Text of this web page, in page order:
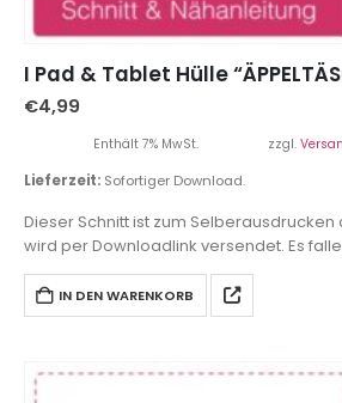
I Pad & Tablet Hülle
€4,99
Enthält 7% MwSt. zzgl.
Lieferzeit: Sofortiger Download.
Dieser Schnitt ist zum Selberausdrucken
wird per Downloadlink versendet. Es
Versandkosten an.
IN DEN WARENKORB